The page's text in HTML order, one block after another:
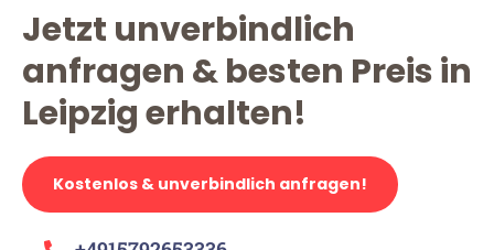
Jetzt unverbindlich
anfragen & besten Preis in
Leipzig erhalten!
Kostenlos & unverbindlich anfragen!